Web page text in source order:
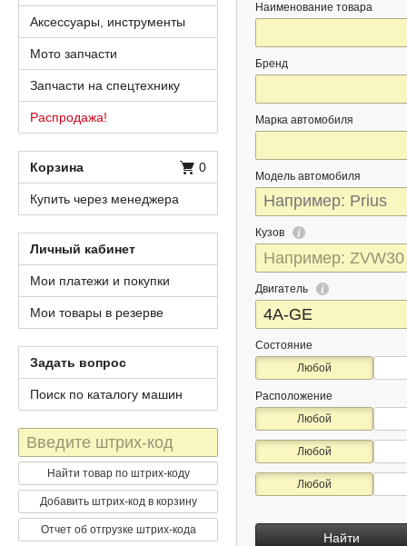
Наименование товара
Бренд
Марка автомобиля
Модель автомобиля
Кузов
Двигатель
Состояние
Любой
Расположение
Любой
Любой
Любой
Найти
Аксессуары, инструменты
Мото запчасти
Запчасти на спецтехнику
Распродажа!
Корзина 0
Купить через менеджера
Личный кабинет
Мои платежи и покупки
Мои товары в резерве
Задать вопрос
Поиск по каталогу машин
Штрих-
код
Найти товар по штрих-коду
Добавить штрих-код в корзину
Отчет об отгрузке штрих-кода